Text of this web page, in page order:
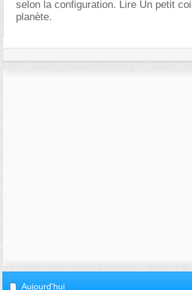
selon la configuration. Lire Un petit
planète.
Aujourd'hui